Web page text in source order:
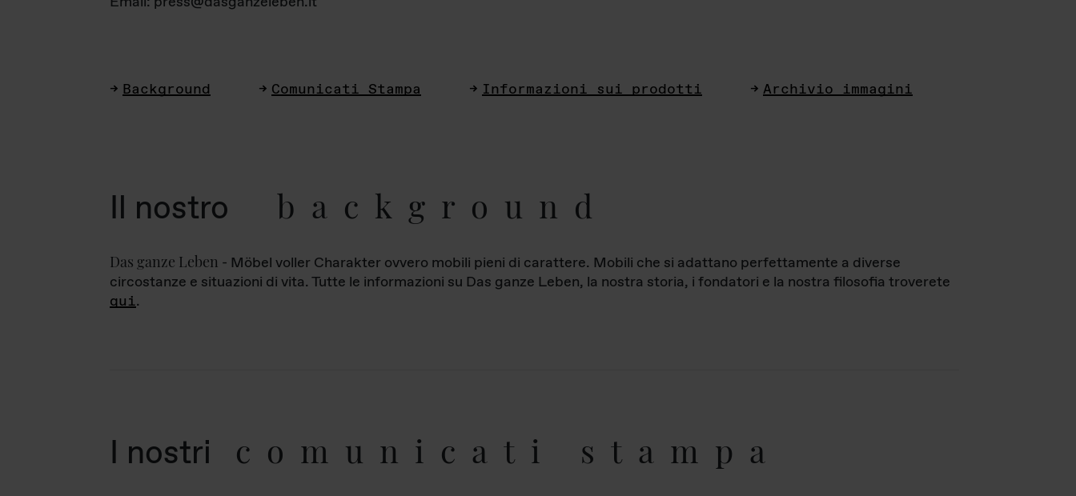
Background Comunicati Stampa Informazioni sui prodotti Archivio immagini
Il nostro background
Das ganze Leben - Möbel voller Charakter ovvero mobili pieni di carattere. Mobili che si adattano perfettamente a diverse
circostanze e situazioni di vita. Tutte le informazioni su Das ganze Leben, la nostra storia, i fondatori e la nostra filosofia troverete
qui.
I nostri comunicati stampa